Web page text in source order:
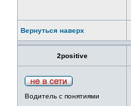
Вернуться наверх
2positive
Водитель с понятиями